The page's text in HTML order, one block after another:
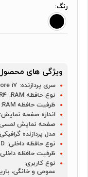
رنگ:
ویژگی های
سری پردازنده: i7
نوع حافظه RAM:
ظرفیت حافظه RAM:
اندازه صفحه نمایش:
صفحه نمایش
مدل پردازنده
نوع حافظه داخلی:
ظرفیت حافظه
نوع کاربری:
عمومی و خانگی،